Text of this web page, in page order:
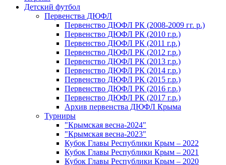
Детский футбол
Первенства ДЮФЛ
Первенство ДЮФЛ РК (2008-2009 гг. р.)
Первенство ДЮФЛ РК (2010 г.р.)
Первенство ДЮФЛ РК (2011 г.р.)
Первенство ДЮФЛ РК (2012 г.р.)
Первенство ДЮФЛ РК (2013 г.р.)
Первенство ДЮФЛ РК (2014 г.р.)
Первенство ДЮФЛ РК (2015 г.р.)
Первенство ДЮФЛ РК (2016 г.р.)
Первенство ДЮФЛ РК (2017 г.р.)
Архив первенства ДЮФЛ Крыма
Турниры
"Крымская весна-2024"
"Крымская весна-2023"
Кубок Главы Республики Крым – 2022
Кубок Главы Республики Крым – 2021
Кубок Главы Республики Крым – 2020